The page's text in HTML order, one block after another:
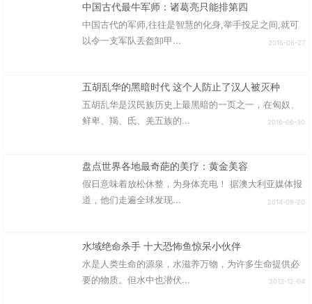
中国古代最牛军师：诸葛亮只能排第四
中国古代的军师,往往是智慧的化身,举手投足之间,就可
以令一支军队丢盔卸甲...
2015-06-27
五胡乱华的黑暗时代 这个人防止了汉人被灭种
五胡乱华是汉民族历史上最黑暗的一页之一，在匈奴、
鲜卑、羯、氐、羌五族的...
2016-06-30
盘点世界各地最奇葩的美疗：黄金美容
假日意味着放松休整，为身体充电！ 据澳大利亚媒体报
道，他们走遍全球发现...
2014-09-20
水域绝命杀手 十大恐怖鱼惊呆小伙伴
水是人类生命的源泉，水滋养万物，为许多生命提供必
要的物质。但水中也潜伏...
2013-12-04